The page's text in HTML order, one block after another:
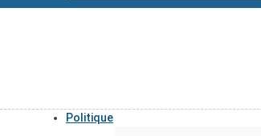
Politique